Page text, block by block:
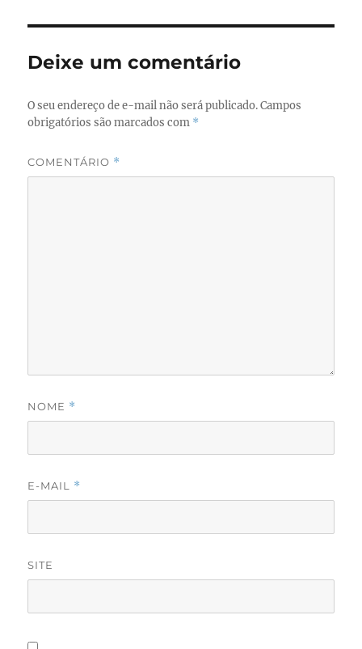
o
o
o
n
Deixe um comentário
O seu endereço de e-mail não será publicado. Campos
obrigatórios são marcados com *
COMENTÁRIO *
NOME *
E-MAIL *
SITE